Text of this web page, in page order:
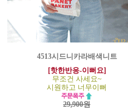
4513시드니카라배색니트
[핫한반응-이뻐요]
무조건 사세요~
시원하고 너무이뻐
29,900원